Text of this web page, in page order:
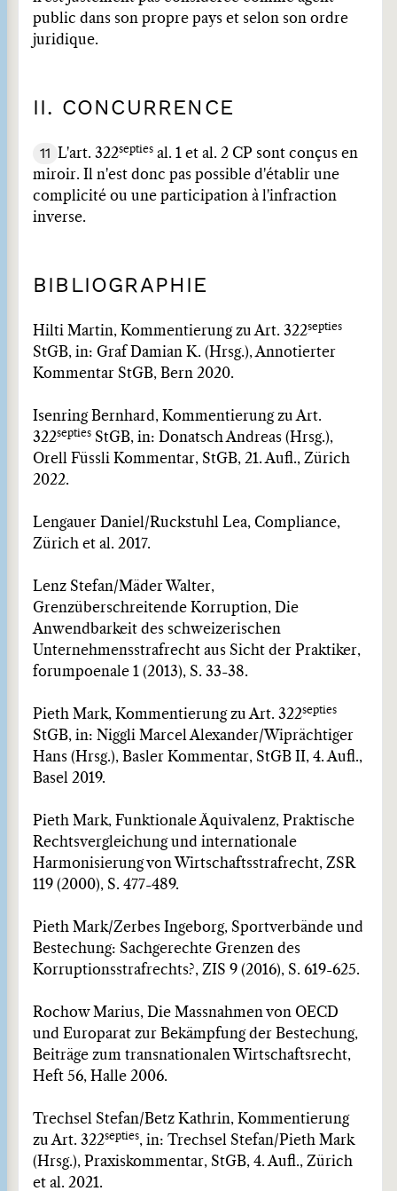
public dans son propre pays et selon son ordre
juridique.
II. CONCURRENCE
11 L'art. 322septies al. 1 et al. 2 CP sont conçus en
miroir. Il n'est donc pas possible d'établir une
complicité ou une participation à l'infraction
inverse.
BIBLIOGRAPHIE
Hilti Martin, Kommentierung zu Art. 322septies
StGB, in: Graf Damian K. (Hrsg.), Annotierter
Kommentar StGB, Bern 2020.
Isenring Bernhard, Kommentierung zu Art.
322septies StGB, in: Donatsch Andreas (Hrsg.),
Orell Füssli Kommentar, StGB, 21. Aufl., Zürich
2022.
Lengauer Daniel/Ruckstuhl Lea, Compliance,
Zürich et al. 2017.
Lenz Stefan/Mäder Walter,
Grenzüberschreitende Korruption, Die
Anwendbarkeit des schweizerischen
Unternehmensstrafrecht aus Sicht der Praktiker,
forumpoenale 1 (2013), S. 33-38.
Pieth Mark, Kommentierung zu Art. 322septies
StGB, in: Niggli Marcel Alexander/Wiprächtiger
Hans (Hrsg.), Basler Kommentar, StGB II, 4. Aufl.,
Basel 2019.
Pieth Mark, Funktionale Äquivalenz, Praktische
Rechtsvergleichung und internationale
Harmonisierung von Wirtschaftsstrafrecht, ZSR
119 (2000), S. 477-489.
Pieth Mark/Zerbes Ingeborg, Sportverbände und
Bestechung: Sachgerechte Grenzen des
Korruptionsstrafrechts?, ZIS 9 (2016), S. 619-625.
Rochow Marius, Die Massnahmen von OECD
und Europarat zur Bekämpfung der Bestechung,
Beiträge zum transnationalen Wirtschaftsrecht,
Heft 56, Halle 2006.
Trechsel Stefan/Betz Kathrin, Kommentierung
zu Art. 322septies, in: Trechsel Stefan/Pieth Mark
(Hrsg.), Praxiskommentar, StGB, 4. Aufl., Zürich
et al. 2021.